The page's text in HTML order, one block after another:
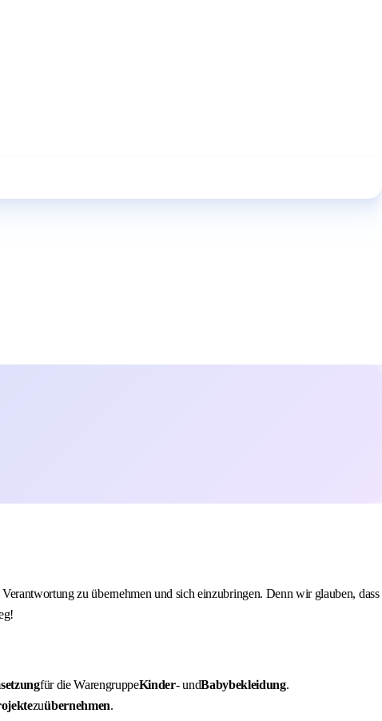
zu übernehmen und sich einzubringen. Denn wir glauben, dass
für die WarengruppeKinder- undBabybekleidung.
zuübernehmen.